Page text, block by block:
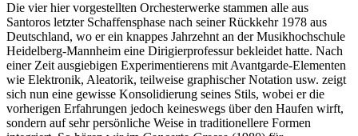
Die vier hier vorgestellten Orchesterwerke stammen alle aus
Santoros letzter Schaffensphase nach seiner Rückkehr 1978 aus
Deutschland, wo er ein knappes Jahrzehnt an der Musikhochschule
Heidelberg-Mannheim eine Dirigierprofessur bekleidet hatte. Nach
einer Zeit ausgiebigen Experimentierens mit Avantgarde-Elementen
wie Elektronik, Aleatorik, teilweise graphischer Notation usw. zeigt
sich nun eine gewisse Konsolidierung seines Stils, wobei er die
vorherigen Erfahrungen jedoch keineswegs über den Haufen wirft,
sondern auf sehr persönliche Weise in traditionellere Formen